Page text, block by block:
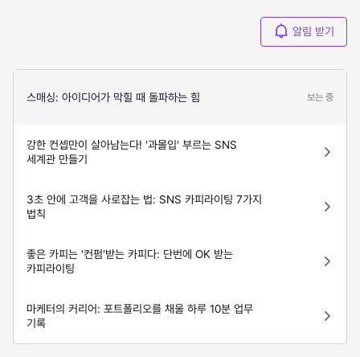
알림 받기
스매싱: 아이디어가 막힐 때 돌파하는 힘 보는 중
강한 컨셉만이 살아남는다! '과몰입' 부르는 SNS
세계관 만들기
3초 안에 고객을 사로잡는 법: SNS 카피라이팅 7가지
법칙
좋은 카피는 '컨펌'받는 카피다: 단번에 OK 받는
카피라이팅
마케터의 커리어: 포트폴리오를 채울 하루 10분 업무
기록